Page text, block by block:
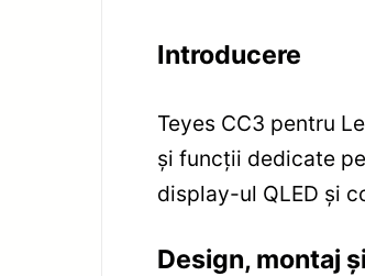
Introducere
Teyes CC3 pentru
și funcții dedicate
display-ul QLED și
Design, montaj